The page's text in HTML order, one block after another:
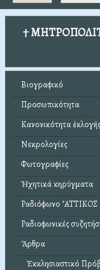
†
Βιογραφικό
Προσωπικότητα
Κανονικότητα ἐκλογῆς
Νεκρολογίες
Φωτογραφίες
Ἠχητικά κηρύγματα
Ραδιόφωνο
Ραδιοφωνικές
Ἄρθρα
Ἐκκλησιαστικό